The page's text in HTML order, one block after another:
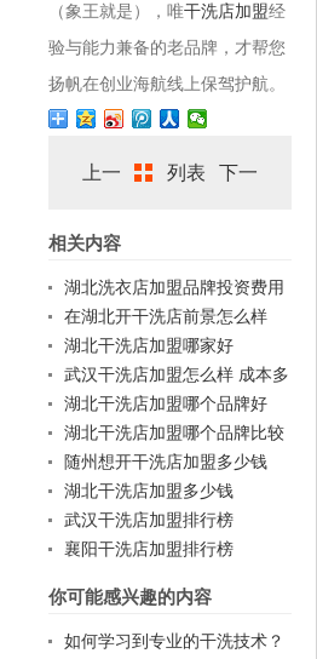
（象王就是），唯干洗店加盟经
验与能力兼备的老品牌，才帮您
扬帆在创业海航线上保驾护航。
上一
篇
列表 下一
相关内容
湖北洗衣店加盟品牌投资费用
在湖北开干洗店前景怎么样
湖北干洗店加盟哪家好
武汉干洗店加盟怎么样 成本多
少
湖北干洗店加盟哪个品牌好
湖北干洗店加盟哪个品牌比较
好
随州想开干洗店加盟多少钱
湖北干洗店加盟多少钱
武汉干洗店加盟排行榜
襄阳干洗店加盟排行榜
你可能感兴趣的内容
如何学习到专业的干洗技术？